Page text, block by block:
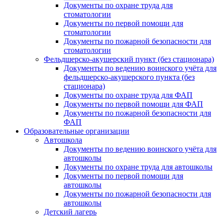
Документы по охране труда для
стоматологии
Документы по первой помощи для
стоматологии
Документы по пожарной безопасности для
стоматологии
Фельдшерско-акушерский пункт (без стационара)
Документы по ведению воинского учёта для
фельдшерско-акушерского пункта (без
стационара)
Документы по охране труда для ФАП
Документы по первой помощи для ФАП
Документы по пожарной безопасности для
ФАП
Образовательные организации
Автошкола
Документы по ведению воинского учёта для
автошколы
Документы по охране труда для автошколы
Документы по первой помощи для
автошколы
Документы по пожарной безопасности для
автошколы
Детский лагерь